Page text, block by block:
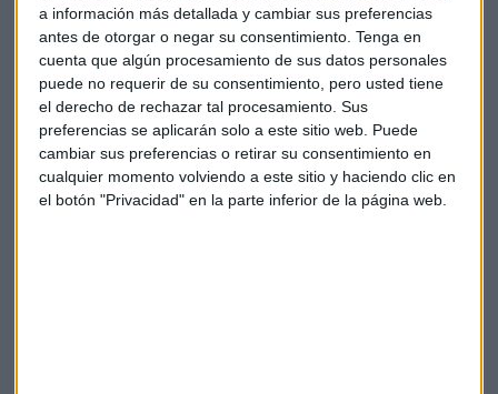
a información más detallada y cambiar sus preferencias
antes de otorgar o negar su consentimiento. Tenga en
cuenta que algún procesamiento de sus datos personales
puede no requerir de su consentimiento, pero usted tiene
el derecho de rechazar tal procesamiento. Sus
preferencias se aplicarán solo a este sitio web. Puede
cambiar sus preferencias o retirar su consentimiento en
cualquier momento volviendo a este sitio y haciendo clic en
el botón "Privacidad" en la parte inferior de la página web.
Suscríbete a nuestros boletines
Te enviaremos las noticias más importantes del día